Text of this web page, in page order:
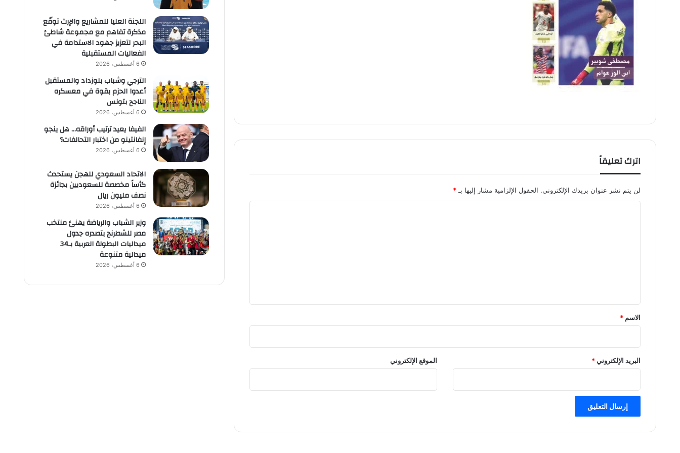
اترك تعليقاً
لن يتم نشر عنوان بريدك الإلكتروني. الحقول الإلزامية مشار إليها بـ *
*
الاسم *
البريد الإلكتروني* الموقع الإلكتروني
اللجنة العليا للمشاريع والإرث توقّع
مذكرة تفاهم مع مجموعة شاطئ
البحر لتعزيز جهود الاستدامة في
الفعاليات المستقبلية
6 أغسطس، 2026
الترجي وشباب بلوزداد والمستقبل
أعدوا الحزم بقوة في معسكره
الناجح بتونس
6 أغسطس، 2026
الفيفا يعيد ترتيب أوراقه… هل ينجو
إنفانتينو من اختبار التحالفات؟
6 أغسطس، 2026
الاتحاد السعودي للهجن يستحدث
كأساً مخصصة للسعوديين بجائزة
نصف مليون ريال
6 أغسطس، 2026
وزير الشباب والرياضة يهنئ منتخب
مصر للشطرنج بتصدره جدول
ميداليات البطولة العربية بـ34
ميدالية متنوعة
6 أغسطس، 2026